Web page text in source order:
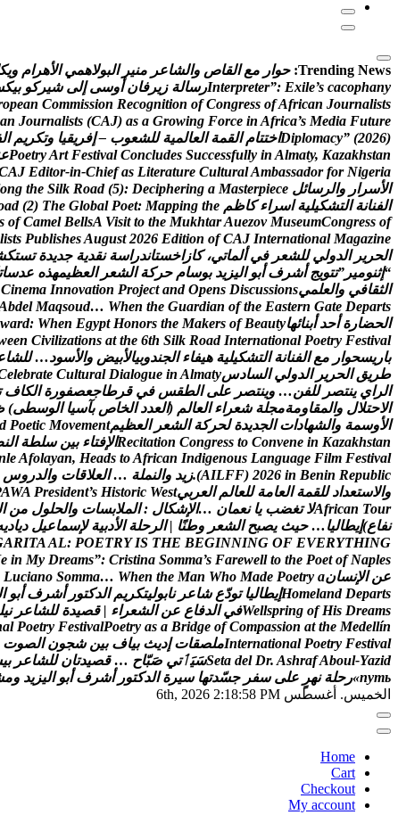
Trending News: حوار مع القاص والشاعر منير البولهمي الهرام ويك
Interpreter”: Exile’s cacophany رسالة زيرفان أوسى إلى شيركو بيك
opean Commission Recognition of Congress ofAfrican Journalists
an Journalists (CAJ) as a Growing Force in Africa’s Media Future
Diplomacy” (2026) اختتام القمة العالمية للشعوب – إفريقيا وتكريم ال
PoetryArt Festival Concludes Successfully in Almaty, Kazakhstan ع
AJ Editor-in-Chief as Literature CulturalAmbassador for Nigeria
السرار والرسائل ong the Silk Road (5): Deciphering a Masterpiece
الفنانة التشكيلية اسراء كاظم ad (2) The Global Poet: Mapping the
s of Camel BellsA Visit to the MukhtarAuezov MuseumCongress of
lists PublishesAugust 2026 Edition of CAJ International Magazine
الحرير الدولي للشعر في ألماتي، كازاخستاندراسة نقدية جديدة تستك
“إثنومير ”تتويج أشرف أبو اليزيد بوسام حركة الشعر العظيمهذه عدسا
الثقافي والعلمي Cinema Innovation Project and Opens Discussions
bdel Maqsoud… When the Guardian of the Eastern Gate Departs
الحضارة أحد أبنائها ward: When Egypt Honors the Makers of Beauty
een Civilizations at the 6th Silk Road International Poetry Festival
باريسحوار مع الفنانة التشكيلية هيفاء الجندوبيالبيض والسود… للشا
طريق الحرير الدولي السادس elebrate Cultural Dialogue in Almaty
الراي ينتصر للفن… وينتصر على الطقس في قرطاجعصفورة الكاف
الحتلل والمقاومةمجلة شعراء العالم (العدد الخاص بآسيا الوسطى)
الوسمة والشهادات الجديدة لحركة الشعر العظيم d Poetic Movement
Recitation Congress to Convene in Kazakhstan الفتاء بين سلطة الن
leAfolayan, Heads toAfrican Indigenous Language Film Festival
(AILFF) 2026 in Benin Republic
.زيد والنملة … العلقات والدر وس
والستعداد للقمة العامة للعالم العربي AWA President’s Historic West
African Tour ل تغضب يا نعمان …الشكال : الملبسات والحلول من ا
نفاع)إيطاليا… حيث يصبح الشعر وطنا | الرحلة الدبية لسماعيل ديادي
ARITA AL: POETRY IS THE BEGINNING OF EVERYTHING
e in My Dreams”: Cristina Somma’s Farewell to the Poet of Naples
عن النسان Luciano Somma… When the Man Who Made Poetry a
Homeland Departs إيطاليا تودع شاعر نابوليتكريم الدكتور أشرف أبو ا
Wellspring of His Dreams في الدفاع عن الشعراء | قصيدة للشاعر نيل
al Poetry FestivalPoetry as a Bridge of Compassion at the Medellín
International Poetry Festival ملصقات إديث بياف بين شجون الصوت
Seta del Dr. AshrafAboul-Yazid سيٲتي صباح … قصيدتان للشاعر بي
путь
»رحلة نهر على سفر جسدتها سيرة الدكتور أشرف أبو اليزيد وم
الخميس. أغسطس 6th, 2026 2:18:59 PM
Home
Cart
Checkout
My account